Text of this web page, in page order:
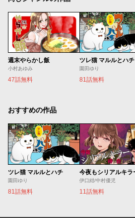
週末やらかし飯
小村あゆみ
47話無料
ツレ猫 マルルとハチ
園田ゆり
81話無料
おすすめの作品
ツレ猫 マルルとハチ
園田ゆり
81話無料
伊口紺/中村優児
11話無料